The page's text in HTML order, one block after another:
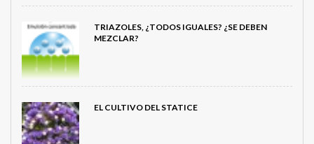
TRIAZOLES, ¿TODOS IGUALES? ¿SE DEBEN
MEZCLAR?
EL CULTIVO DEL STATICE